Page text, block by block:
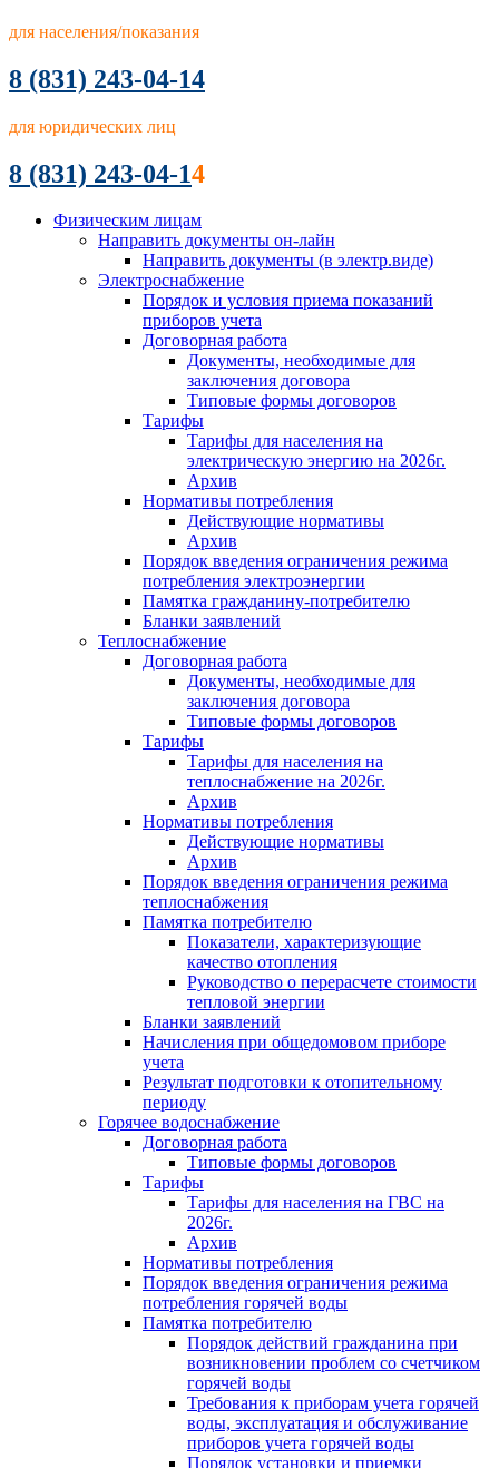
для населения/показания
8 (831) 243-04-14
для юридических лиц
8 (831) 243-04-14
Физическим лицам
Направить документы он-лайн
Направить документы (в электр.виде)
Электроснабжение
Порядок и условия приема показаний
приборов учета
Договорная работа
Документы, необходимые для
заключения договора
Типовые формы договоров
Тарифы
Тарифы для населения на
электрическую энергию на 2026г.
Архив
Нормативы потребления
Действующие нормативы
Архив
Порядок введения ограничения режима
потребления электроэнергии
Памятка гражданину-потребителю
Бланки заявлений
Теплоснабжение
Договорная работа
Документы, необходимые для
заключения договора
Типовые формы договоров
Тарифы
Тарифы для населения на
теплоснабжение на 2026г.
Архив
Нормативы потребления
Действующие нормативы
Архив
Порядок введения ограничения режима
теплоснабжения
Памятка потребителю
Показатели, характеризующие
качество отопления
Руководство о перерасчете стоимости
тепловой энергии
Бланки заявлений
Начисления при общедомовом приборе
учета
Результат подготовки к отопительному
периоду
Горячее водоснабжение
Договорная работа
Типовые формы договоров
Тарифы
Тарифы для населения на ГВС на
2026г.
Архив
Нормативы потребления
Порядок введения ограничения режима
потребления горячей воды
Памятка потребителю
Порядок действий гражданина при
возникновении проблем со счетчиком
горячей воды
Требования к приборам учета горячей
воды, эксплуатация и обслуживание
приборов учета горячей воды
Порядок установки и приемки